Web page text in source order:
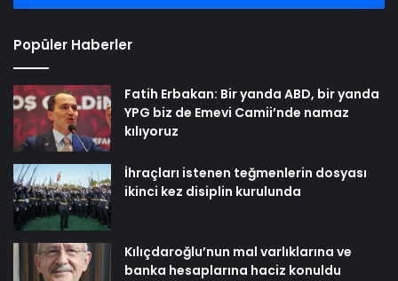
Popüler Haberler
Fatih Erbakan: Bir yanda ABD, bir yanda
YPG biz de Emevi Camii’nde namaz
kılıyoruz
İhraçları istenen teğmenlerin dosyası
ikinci kez disiplin kurulunda
Kılıçdaroğlu’nun mal varlıklarına ve
banka hesaplarına haciz konuldu